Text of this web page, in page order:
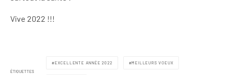
Vive 2022 !!!
ÉTIQUETTES
EXCELLENTE ANNÉE 2022 MEILLEURS VOEUX